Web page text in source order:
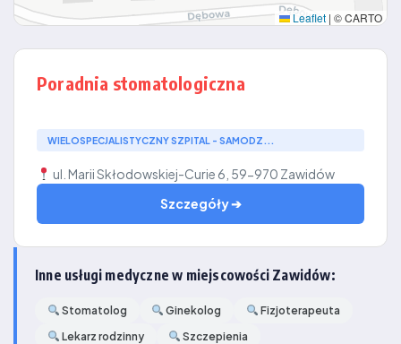
Leaflet | © CARTO
Poradnia stomatologiczna
WIELOSPECJALISTYCZNY SZPITAL - SAMODZ...
ul. Marii Skłodowskiej-Curie 6, 59-970 Zawidów
Szczegóły ➔
Inne usługi medyczne w miejscowości Zawidów:
Stomatolog Ginekolog
Fizjoterapeuta
Lekarz rodzinny
Szczepienia